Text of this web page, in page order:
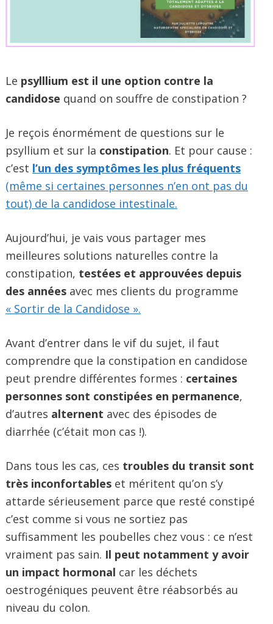
Le psylllium est il une option contre la
candidose quand on souffre de constipation ?
Je reçois énormément de questions sur le
psyllium et sur la constipation. Et pour cause :
c’est l’un des symptômes les plus fréquents
(même si certaines personnes n’en ont pas du
tout) de la candidose intestinale.
Aujourd’hui, je vais vous partager mes
meilleures solutions naturelles contre la
constipation, testées et approuvées depuis
des années avec mes clients du programme
« Sortir de la Candidose ».
Avant d’entrer dans le vif du sujet, il faut
comprendre que la constipation en candidose
peut prendre différentes formes : certaines
personnes sont constipées en permanence,
d’autres alternent avec des épisodes de
diarrhée (c’était mon cas !).
Dans tous les cas, ces troubles du transit sont
très inconfortables et méritent qu’on s’y
attarde sérieusement parce que resté constipé
c’est comme si vous ne sortiez pas
suffisamment les poubelles chez vous : ce n’est
vraiment pas sain. Il peut notamment y avoir
un impact hormonal car les déchets
oestrogéniques peuvent être réabsorbés au
niveau du colon.